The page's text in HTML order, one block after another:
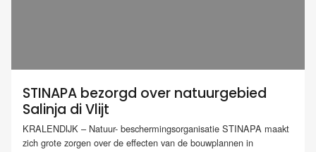
STINAPA bezorgd over natuurgebied
Salinja di Vlijt
KRALENDIJK – Natuur- beschermingsorganisatie STINAPA maakt
zich grote zorgen over de effecten van de bouwplannen in